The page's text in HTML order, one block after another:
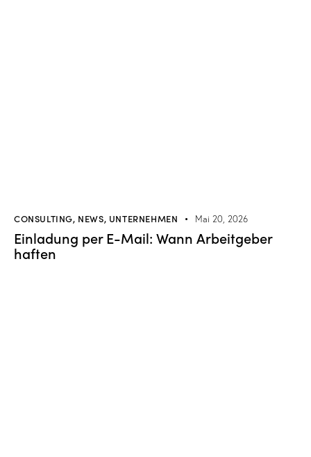
CONSULTING, NEWS, UNTERNEHMEN Mai 20, 2026
Einladung per E-Mail: Wann Arbeitgeber
haften